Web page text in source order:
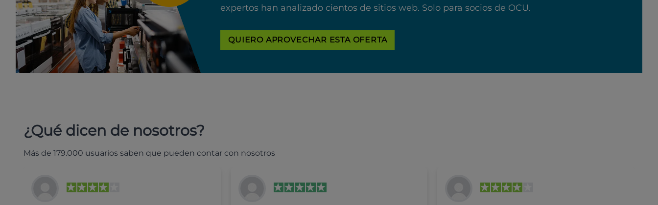
expertos han analizado cientos de sitios web. Solo para socios de OCU.
QUIERO APROVECHAR ESTA OFERTA
¿Qué dicen de nosotros?
Más de 179.000 usuarios saben que pueden contar con nosotros